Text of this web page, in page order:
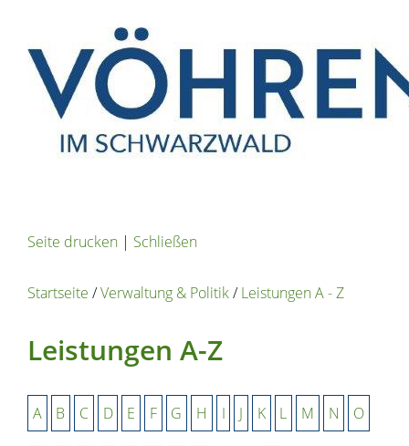
Seite drucken | Schließen
Startseite /Verwaltung & Politik/Leistungen A - Z
Leistungen A-Z
A B C D E F G H I J K L M N O